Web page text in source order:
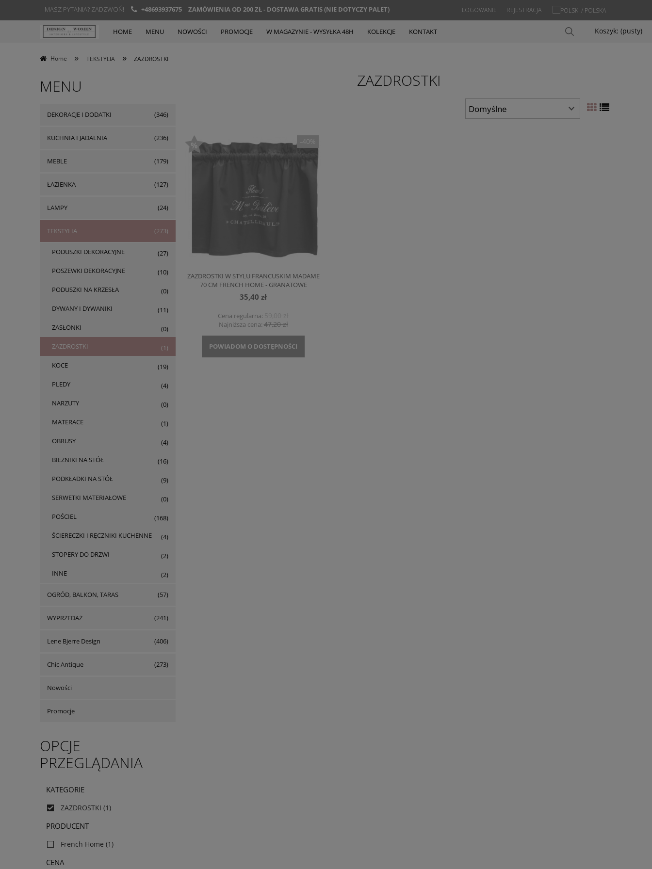
MASZ PYTANIA? ZADZWOŃ! +48693937675 ZAMÓWIENIA OD 200 ZŁ - DOSTAWA GRATIS (NIE DOTYCZY PALET) REJESTRACJA
LOGOWANIE
Koszyk: (pusty)
HOME MENU NOWOŚCI PROMOCJE W MAGAZYNIE - WYSYŁKA 48H KOLEKCJE KONTAKT
Home » TEKSTYLIA » ZAZDROSTKI
MENU
DEKORACJE I DODATKI (346)
KUCHNIA I JADALNIA (236)
MEBLE (179)
ŁAZIENKA (127)
LAMPY (24)
TEKSTYLIA (273)
PODUSZKI DEKORACYJNE (27)
POSZEWKI DEKORACYJNE (10)
PODUSZKI NA KRZESŁA (0)
DYWANY I DYWANIKI (11)
ZASŁONKI (0)
ZAZDROSTKI (1)
KOCE (19)
PLEDY (4)
NARZUTY (0)
MATERACE (1)
OBRUSY (4)
BIEŻNIKI NA STÓŁ (16)
PODKŁADKI NA STÓŁ (9)
SERWETKI MATERIAŁOWE (0)
POŚCIEL (168)
ŚCIERECZKI I RĘCZNIKI KUCHENNE (4)
STOPERY DO DRZWI (2)
INNE (2)
OGRÓD, BALKON, TARAS (57)
WYPRZEDAŻ (241)
Lene Bjerre Design (406)
Chic Antique (273)
Nowości
Promocje
OPCJE
PRZEGLĄDANIA
KATEGORIE
ZAZDROSTKI (1)
PRODUCENT
French Home (1)
CENA
ZAZDROSTKI
ZAZDROSTKI W STYLU FRANCUSKIM MADAME
70 CM FRENCH HOME - GRANATOWE
35,40 zł
Cena regularna:
Najniższa cena: 47,20 zł
POWIADOM O DOSTĘPNOŚCI
-40%